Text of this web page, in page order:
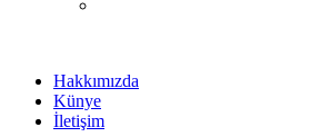
Hakkımızda
Künye
İletişim